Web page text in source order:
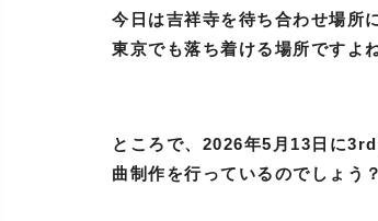
今日は吉祥寺を待ち合わせ場所
東京でも落ち着ける場所ですよね
ところで、2026年5月13日に
曲制作を行っているのでしょう？